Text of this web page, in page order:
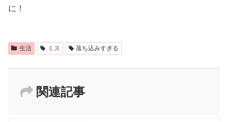
に！
生活 ミス 落ち込みすぎる
関連記事